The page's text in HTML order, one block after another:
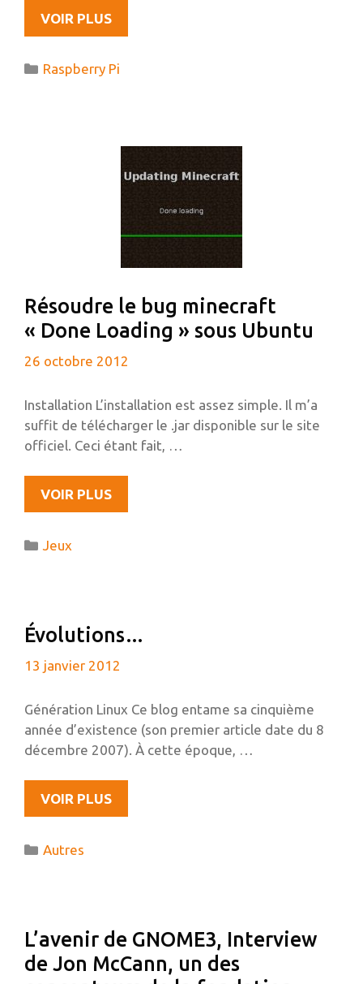
VOIR PLUSMON
NOUVEAU
À
PI
Catégories
Raspberry Pi
Résoudre le bug minecraft
« Done Loading » sous Ubuntu
26 octobre 2012
Installation L’installation est assez simple. Il m’a
suffit de télécharger le .jar disponible sur le site
officiel. Ceci étant fait, …
VOIR PLUSRÉSOUDRE
LE
UBUNTU
Catégories
Jeux
Évolutions…
13 janvier 2012
Génération Linux Ce blog entame sa cinquième
année d’existence (son premier article date du 8
décembre 2007). À cette époque, …
VOIR PLUSÉVOLUTIONS…
Catégories
Autres
L’avenir de GNOME3, Interview
de Jon McCann, un des